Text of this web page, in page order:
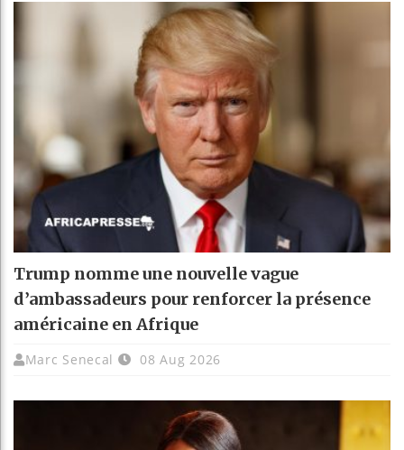
Trump nomme une nouvelle vague
d’ambassadeurs pour renforcer la présence
américaine en Afrique
Marc Senecal 08 Aug 2026